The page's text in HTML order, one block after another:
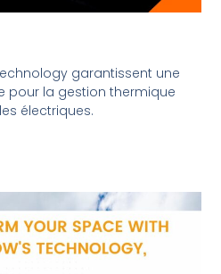
garantissent une
pour la gestion thermique
électriques.